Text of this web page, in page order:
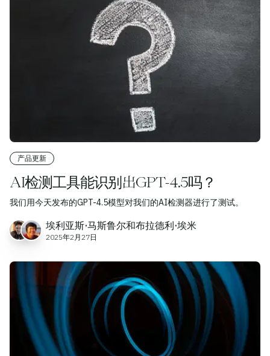
产品更新
AI检测工具能识别出GPT-4.5吗？
我们用今天发布的GPT-4.5模型对我们的AI检测器进行了测试。
埃利亚斯·马斯鲁尔和布拉德利·埃米
2025年2月27日